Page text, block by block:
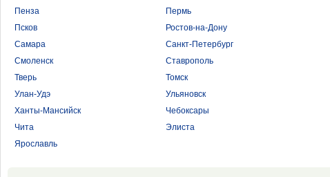
Пенза
Пермь
Псков
Ростов-на-Дону
Самара
Санкт-Петербург
Смоленск
Ставрополь
Тверь
Томск
Улан-Удэ
Ульяновск
Ханты-Мансийск
Чебоксары
Чита
Элиста
Ярославль